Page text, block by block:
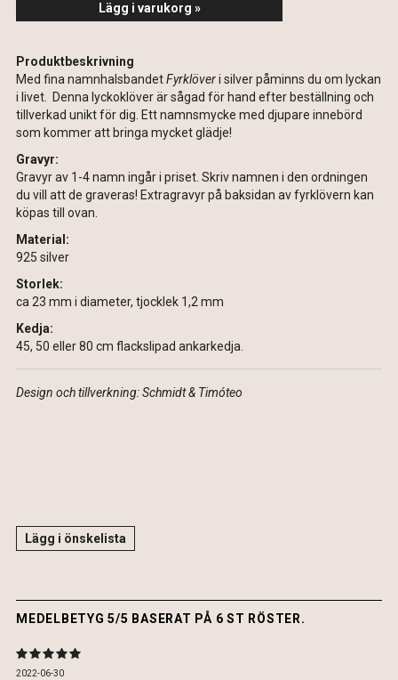
Lägg i varukorg »
Produktbeskrivning
Med fina namnhalsbandetFyrklöveri silver påminns du om lyckan
i livet. Denna lyckoklöver är sågad för hand efter beställning och
tillverkad unikt för dig. Ett namnsmycke med djupare innebörd
som kommer att bringa mycket glädje!
Gravyr:
Gravyr av 1-4 namn ingår i priset. Skriv namnen i den ordningen
du vill att de graveras! Extragravyr på baksidan av fyrklövern kan
köpas till ovan.
Material:
925 silver
Storlek:
ca 23 mm i diameter, tjocklek 1,2 mm
Kedja:
45, 50 eller 80 cm flackslipad ankarkedja.
Design och tillverkning: Schmidt & Timóteo
Lägg i önskelista
MEDELBETYG 5/5 BASERAT PÅ 6 ST RÖSTER.
2022-06-30